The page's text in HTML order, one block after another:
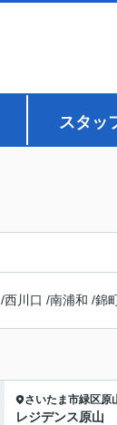
スタッ
/西川口 /南浦和 /錦
さいたま市緑区原
レジデンス原山